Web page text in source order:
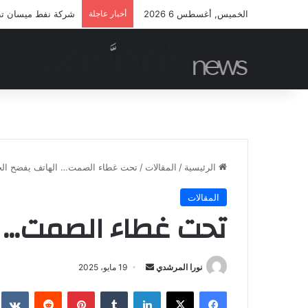
الخميس, أغسطس 6 2026 أخبار عاجلة شركة نفط ميسان
الرئيسية / المقالات / تحت غطاء الصمت… الهاتف يفضح
المقالات
تحت غطاء الصمت…
نورا المرشدي
أرسل
إلكترونيا
19 مايو، 2025
فيسبوك ‫X لينكدإن بينتيريست